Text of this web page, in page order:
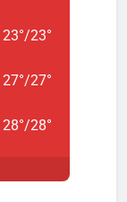
23°/23°
27°/27°
28°/28°